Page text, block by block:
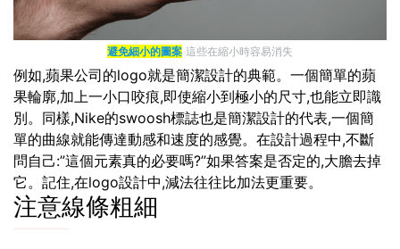
避免細小的圖案 這些在縮小時容易消失
例如,蘋果公司的logo就是簡潔設計的典範。一個簡單的蘋
果輪廓,加上一小口咬痕,即使縮小到極小的尺寸,也能立即識
別。同樣,Nike的swoosh標誌也是簡潔設計的代表,一個簡
單的曲線就能傳達動感和速度的感覺。在設計過程中,不斷
問自己:”這個元素真的必要嗎?”如果答案是否定的,大膽去掉
它。記住,在logo設計中,減法往往比加法更重要。
注意線條粗細